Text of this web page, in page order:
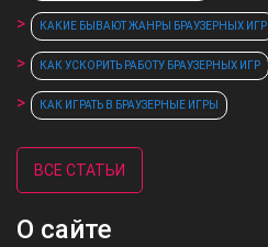
КАКИЕ БЫВАЮТ ЖАНРЫ БРАУЗЕРНЫХ ИГР
КАК УСКОРИТЬ РАБОТУ БРАУЗЕРНЫХ ИГР
КАК ИГРАТЬ В БРАУЗЕРНЫЕ ИГРЫ
ВСЕ СТАТЬИ
О сайте